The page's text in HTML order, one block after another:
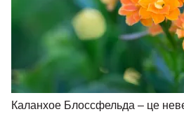
Каланхое Блоссфельда – це